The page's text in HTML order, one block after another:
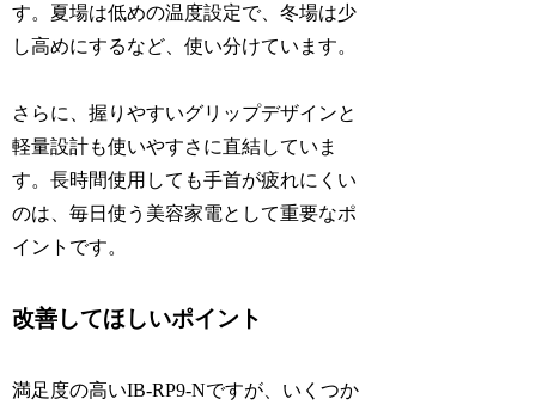
す。夏場は低めの温度設定で、冬場は少
し高めにするなど、使い分けています。
さらに、握りやすいグリップデザインと
軽量設計も使いやすさに直結していま
す。長時間使用しても手首が疲れにくい
のは、毎日使う美容家電として重要なポ
イントです。
改善してほしいポイント
満足度の高いIB-RP9-Nですが、いくつか